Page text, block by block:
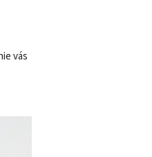
vás